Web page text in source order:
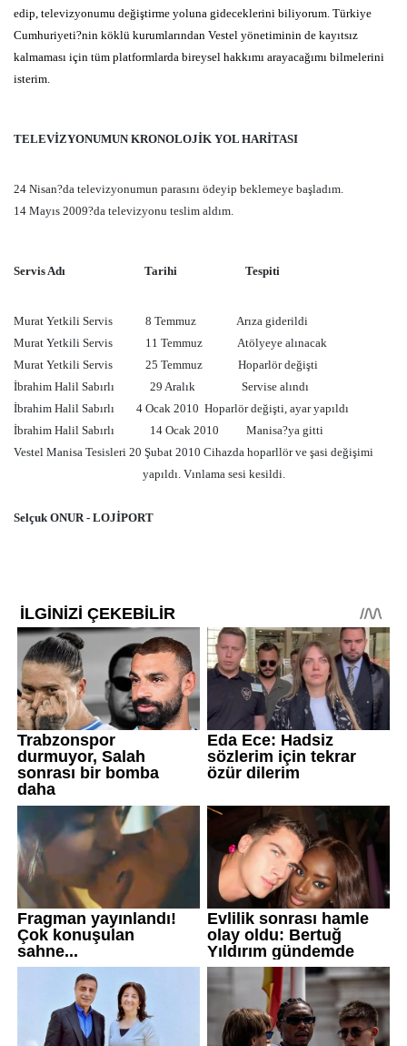
edip, televizyonumu değiştirme yoluna gideceklerini biliyorum. Türkiye
Cumhuriyeti?nin köklü kurumlarından Vestel yönetiminin de kayıtsız
kalmaması için tüm platformlarda bireysel hakkımı arayacağımı bilmelerini
isterim.
TELEVİZYONUMUN KRONOLOJİK YOL HARİTASI
24 Nisan?da televizyonumun parasını ödeyip beklemeye başladım.
14 Mayıs 2009?da televizyonu teslim aldım.
Servis Adı Tarihi Tespiti
Murat Yetkili Servis 8 Temmuz
Arıza giderildi
Murat Yetkili Servis
11 Temmuz
Atölyeye alınacak
Murat Yetkili Servis
25 Temmuz
Hoparlör değişti
İbrahim Halil Sabırlı
29 Aralık
Servise alındı
İbrahim Halil Sabırlı
4 Ocak 2010 Hoparlör değişti, ayar yapıldı
İbrahim Halil Sabırlı
14 Ocak 2010
Manisa?ya gitti
Vestel Manisa Tesisleri 20 Şubat 2010 Cihazda hoparllör ve şasi değişimi
yapıldı. Vınlama sesi kesildi.
Selçuk ONUR - LOJİPORT